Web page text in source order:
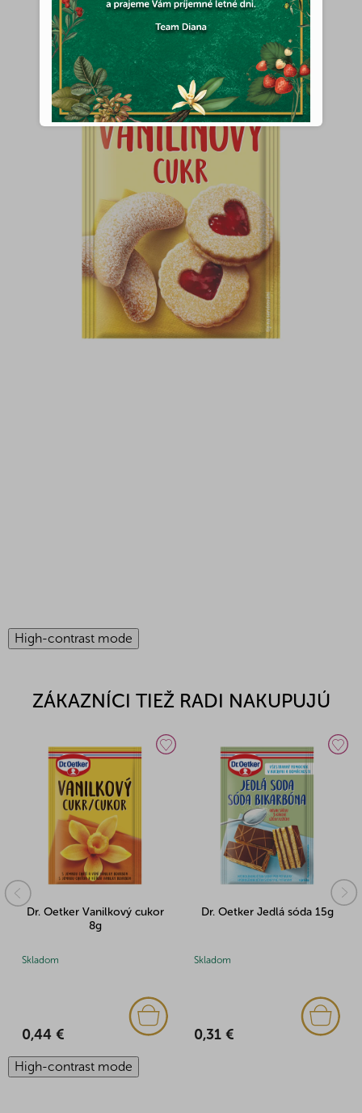
High-contrast mode
ZÁKAZNÍCI TIEŽ RADI NAKUPUJÚ
Dr. Oetker Vanilkový cukor
8g
Skladom
0,44 €
Dr. Oetker Jedlá sóda 15g
Skladom
0,31 €
High-contrast mode